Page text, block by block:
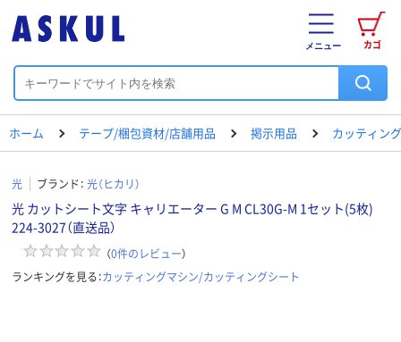
カゴ
メニュー
ホーム テープ/梱包資材/店舗用品 掲示用品 カッティン
光 ブランド： 光（ヒカリ）
光 カットシート文字 キャリエーター G M CL30G-M 1セット(5枚)
224-3027（直送品）
（0件のレビュー）
ランキングを見る：カッティングマシン/カッティングシート